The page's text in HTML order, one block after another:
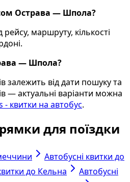
Острава — Шпола?
рейсу, маршруту, кількості
— Шпола?
залежить від дати пошуку та
— актуальні варіанти можна
- квитки на автобус.
для поїздки
Автобусні квитки до
до Кельна
Автобусні